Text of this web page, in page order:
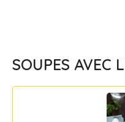
SOUPES AVEC